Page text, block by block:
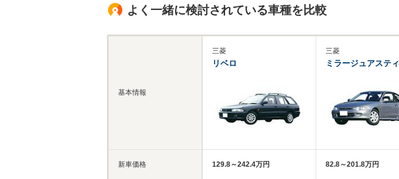
よく一緒に検討されている車種を比較
基本情報
新車価格
三菱
リベロ
129.8～242.4万円
三菱
ミラージュアスティ
82.8～201.8万円